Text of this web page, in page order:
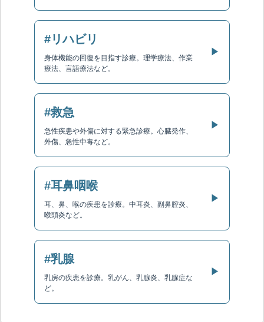
#リハビリ
身体機能の回復を目指す診療。理学療法、作業
療法、言語療法など。
▶
#救急
急性疾患や外傷に対する緊急診療。心臓発作、
外傷、急性中毒など。
▶
#耳鼻咽喉
耳、鼻、喉の疾患を診療。中耳炎、副鼻腔炎、
喉頭炎など。
▶
#乳腺
乳房の疾患を診療。乳がん、乳腺炎、乳腺症な
ど。
▶